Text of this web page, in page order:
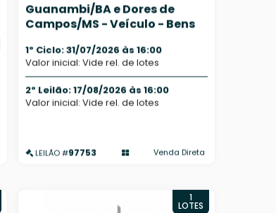
Guanambi/BA e Dores de
Campos/MS - Veículo - Bens
1º Ciclo: 31/07/2026 às 16:00
Valor inicial: Vide rel. de lotes
2º Leilão: 17/08/2026 às 16:00
Valor inicial: Vide rel. de lotes
LEILÃO #97753 Venda Direta
1
LOTES